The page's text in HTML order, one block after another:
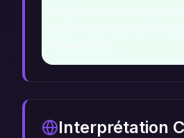
Interprétation